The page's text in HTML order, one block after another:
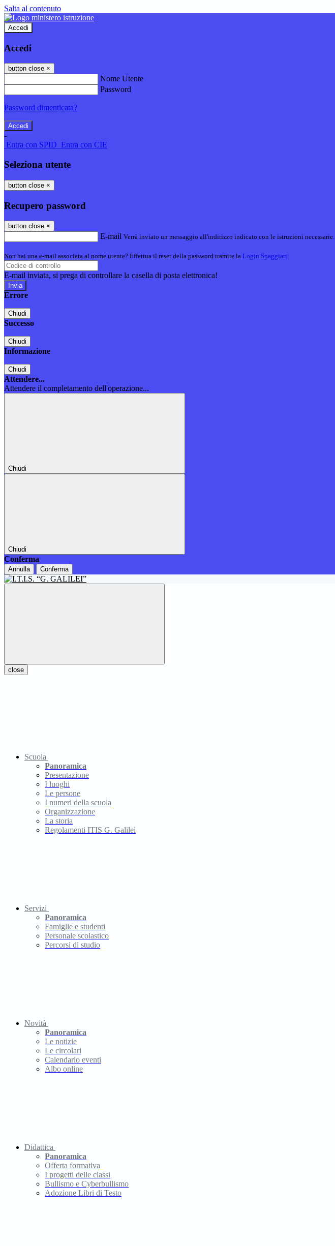
Salta al contenuto
Accedi
Accedi
button close ×
Nome Utente
Password
Password dimenticata?
-
Entra con SPID Entra con CIE
Seleziona utente
button close ×
Recupero password
button close ×
E-mail Verrà inviato un messaggio all'indirizzo indicato con le istruzioni necessarie.
Non hai una e-mail associata al nome utente? Effettua il reset della password tramite la Login Spaggiari
E-mail inviata, si prega di controllare la casella di posta elettronica!
Errore
Chiudi
Successo
Chiudi
Informazione
Chiudi
Attendere...
Attendere il completamento dell'operazione...
Chiudi
Chiudi
Conferma
Annulla Conferma
close
Scuola
Panoramica
Presentazione
I luoghi
Le persone
I numeri della scuola
Organizzazione
La storia
Regolamenti ITIS G. Galilei
Servizi
Panoramica
Famiglie e studenti
Personale scolastico
Percorsi di studio
Novità
Panoramica
Le notizie
Le circolari
Calendario eventi
Albo online
Didattica
Panoramica
Offerta formativa
I progetti delle classi
Bullismo e Cyberbullismo
Adozione Libri di Testo